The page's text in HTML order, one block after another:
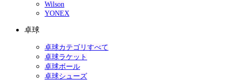
Wilson
YONEX
卓球
卓球カテゴリすべて
卓球ラケット
卓球ボール
卓球シューズ